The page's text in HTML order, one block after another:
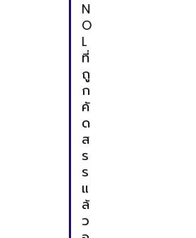
N
O
L
ที่
ถู
ก
คั
ด
ส
ร
ร
แ
ล้
ว